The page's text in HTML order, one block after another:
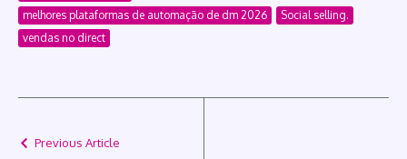
melhores plataformas de automação de dm 2026
Social selling.
vendas no direct
Previous Article